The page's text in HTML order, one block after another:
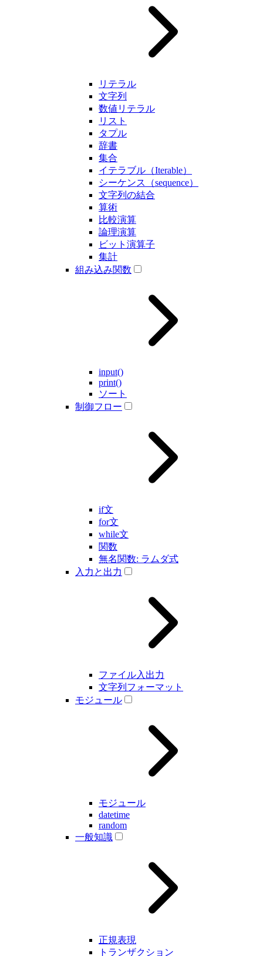
リテラル
文字列
数値リテラル
リスト
タプル
辞書
集合
イテラブル（Iterable）
シーケンス（sequence）
文字列の結合
算術
比較演算
論理演算
ビット演算子
集計
組み込み関数
input()
print()
ソート
制御フロー
if文
for文
while文
関数
無名関数: ラムダ式
入力と出力
ファイル入出力
文字列フォーマット
モジュール
モジュール
datetime
random
一般知識
正規表現
トランザクション